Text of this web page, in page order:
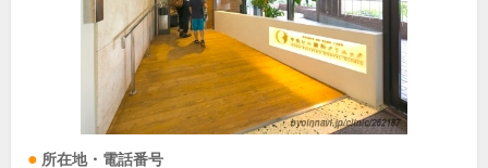
所在地・電話番号